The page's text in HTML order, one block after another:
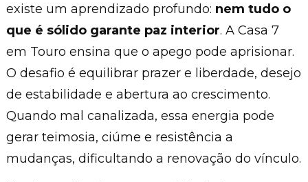
existe um aprendizado profundo: nem tudo o
que é sólido garante paz interior. A Casa 7
em Touro ensina que o apego pode aprisionar.
O desafio é equilibrar prazer e liberdade, desejo
de estabilidade e abertura ao crescimento.
Quando mal canalizada, essa energia pode
gerar teimosia, ciúme e resistência a
mudanças, dificultando a renovação do vínculo.